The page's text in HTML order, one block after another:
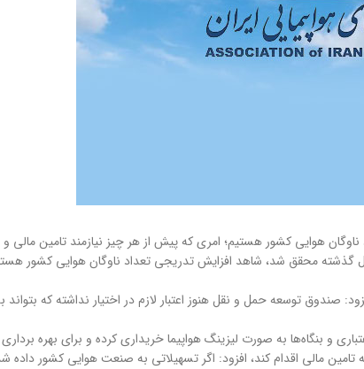
هوایی کشور هستیم؛ امری که پیش از هر چیز نیازمند تامین مالی
گذشته محقق شد، شاهد افزایش تدریجی تعداد ناوگان هوایی کشور
صندوق توسعه حمل و نقل هنوز اعتبار لازم در اختیار نداشته که
و بنگاه‌ها به صورت لیزینگ هواپیما خریداری کرده و برای بهره
مالی اقدام کند، افزود: اگر تسهیلاتی به صنعت هوایی کشور